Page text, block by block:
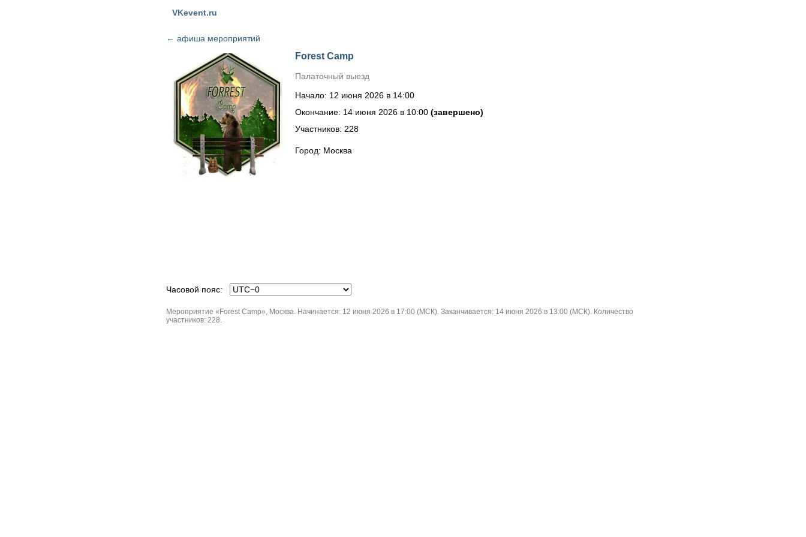
VKevent.ru
← афиша мероприятий
Forest Camp
Палаточный выезд
Начало: 12 июня 2026 в 14:00
Окончание: 14 июня 2026 в 10:00 (завершено)
Участников: 228
Город: Москва
Часовой пояс:
Мероприятие «Forest Camp», Москва. Начинается: 12 июня 2026 в 17:00 (МСК). Заканчивается: 14 июня 2026 в 13:00 (МСК). Количество
участников: 228.